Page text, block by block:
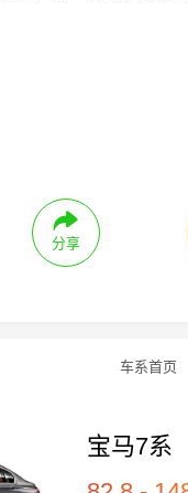
分享
车系首页
宝马7系